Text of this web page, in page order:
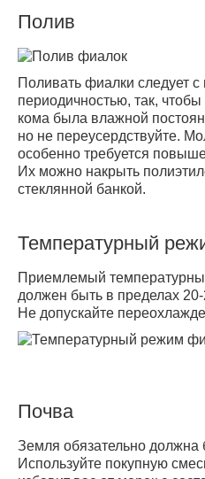
Полив
Поливать фиалки следует с
периодичностью, так,
кома была влажной
но не переусердствуйте.
особенно требуется
Их можно накрыть
стеклянной банкой.
Температурный
Приемлемый
должен быть в пределах 20-
Не допускайте
Почва
Земля обязательно должна
Используйте покупную